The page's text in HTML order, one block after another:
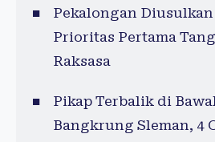
Pekalongan
Prioritas Pertama
Raksasa
Pikap Terbalik di
Bangkrung Sleman, 4